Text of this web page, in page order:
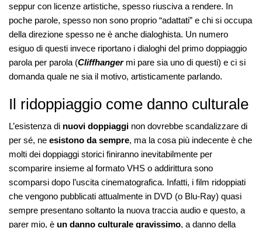
seppur con licenze artistiche, spesso riusciva a rendere. In
poche parole, spesso non sono proprio “adattati” e chi si occupa
della direzione spesso ne è anche dialoghista. Un numero
esiguo di questi invece riportano i dialoghi del primo doppiaggio
parola per parola (Cliffhanger mi pare sia uno di questi) e ci si
domanda quale ne sia il motivo, artisticamente parlando.
Il ridoppiaggio come danno culturale
L’esistenza di nuovi doppiaggi non dovrebbe scandalizzare di
per sé, ne esistono da sempre, ma la cosa più indecente è che
molti dei doppiaggi storici finiranno inevitabilmente per
scomparire insieme al formato VHS o addirittura sono
scomparsi dopo l’uscita cinematografica. Infatti, i film ridoppiati
che vengono pubblicati attualmente in DVD (o Blu-Ray) quasi
sempre presentano soltanto la nuova traccia audio e questo, a
parer mio, è un danno culturale gravissimo, a danno della